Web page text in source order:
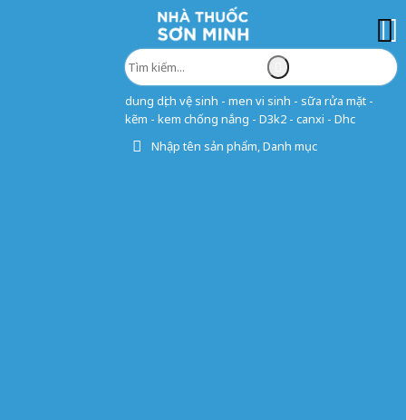
dung dịch vệ sinh - men vi sinh - sữa rửa mặt -
kẽm - kem chống nắng - D3k2 - canxi - Dhc
Nhập tên sản phẩm, Danh mục